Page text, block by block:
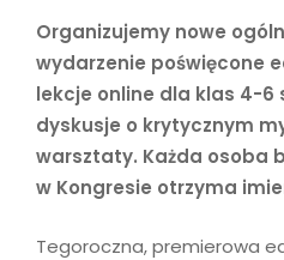
Organizujemy nowe
wydarzenie poświęcone
lekcje online dla klas 4-6
dyskusje o krytycznym
warsztaty. Każda osoba
w Kongresie otrzyma
Tegoroczna, premierowa